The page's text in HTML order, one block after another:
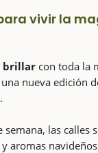
vivir la
brillar con toda la
nueva edición
las calles
aromas